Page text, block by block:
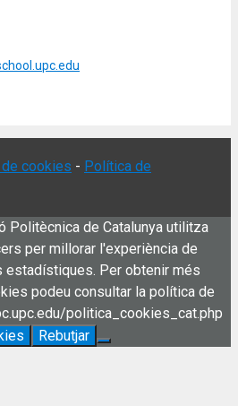
cookies - Política de
Politècnica de Catalunya utilitza
per millorar l'experiència de
estadístiques. Per obtenir més
podeu consultar la política de
politica_cookies_cat.php
Rebutjar